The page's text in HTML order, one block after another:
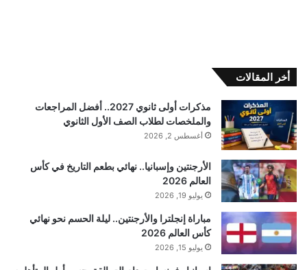
أخر المقالات
مذكرات أولى ثانوي 2027.. أفضل المراجعات
والملخصات لطلاب الصف الأول الثانوي
أغسطس 2, 2026
الأرجنتين وإسبانيا.. نهائي بطعم التاريخ في كأس
العالم 2026
يوليو 19, 2026
مباراة إنجلترا والأرجنتين.. ليلة الحسم نحو نهائي
كأس العالم 2026
يوليو 15, 2026